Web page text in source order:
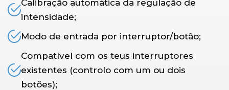
Calibração automática da regulação de
intensidade;
Modo de entrada por interruptor/botão;
Compatível com os teus interruptores
existentes (controlo com um ou dois
botões);